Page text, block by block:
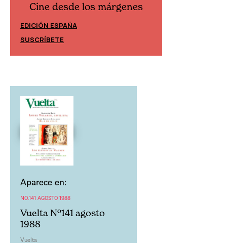
Cine desde los márgenes
EDICIÓN ESPAÑA
SUSCRÍBETE
Aparece en:
NO.141 AGOSTO 1988
Vuelta Nº141 agosto
1988
Vuelta